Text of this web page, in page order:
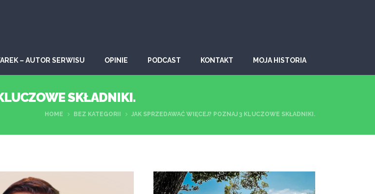
– AUTOR SERWISU OPINIE PODCAST KONTAKT MOJA HISTORIA
SKŁADNIKI.
HOME BEZ KATEGORII JAK SPRZEDAWAĆ WIĘCEJ? POZNAJ 3 KLUCZOWE SKŁADNIKI.